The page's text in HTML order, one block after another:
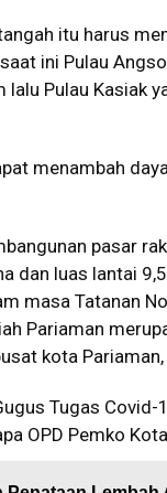
itu harus
ini Pulau
Pulau Kasiak
menambah
pasar
dan luas lantai
masa Tatanan
Pariaman
kota
Tugas Covid-
OPD Pemko